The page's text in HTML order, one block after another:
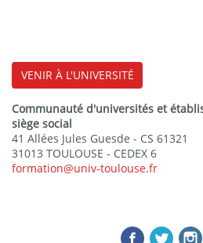
VENIR À L'UNIVERSITÉ
Communauté d'universités et
siège social
41 Allées Jules Guesde - CS 61321
31013 TOULOUSE - CEDEX 6
formation@univ-toulouse.fr